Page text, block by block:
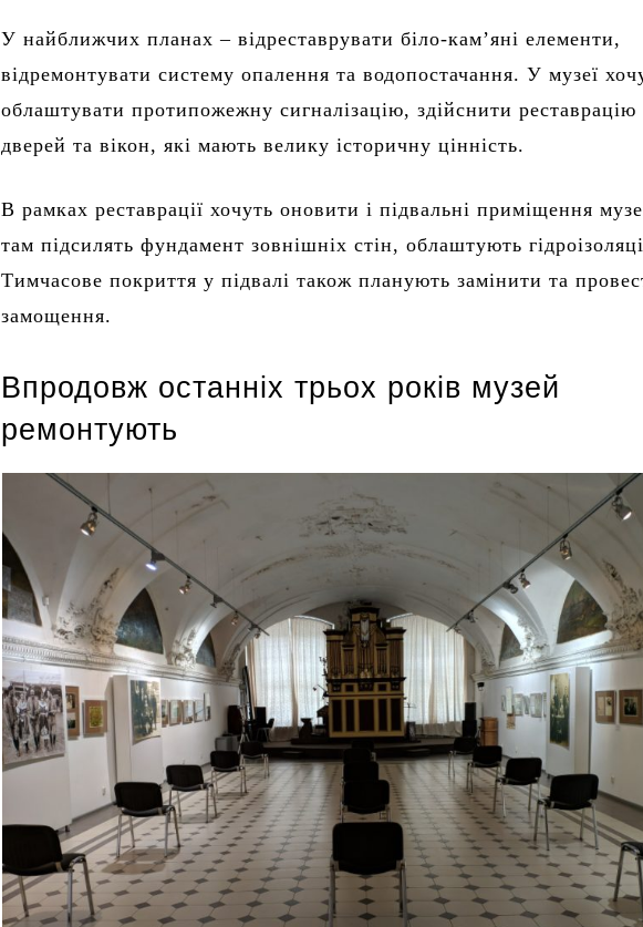
У найближчих планах – відреставрувати біло-кам’яні елементи,
відремонтувати систему опалення та водопостачання. У музеї
облаштувати протипожежну сигналізацію, здійснити реставрацію
дверей та вікон, які мають велику історичну цінність.
В рамках реставрації хочуть оновити і підвальні приміщення
там підсилять фундамент зовнішніх стін, облаштують
Тимчасове покриття у підвалі також планують замінити та
замощення.
Впродовж останніх трьох років музей
ремонтують